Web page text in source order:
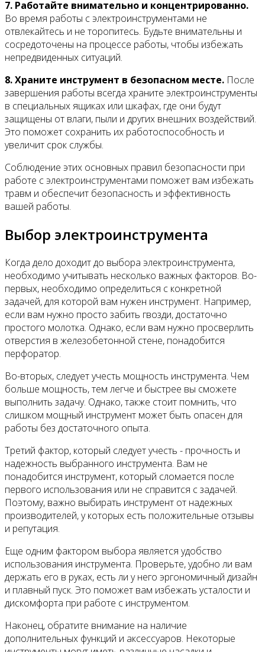
7. Работайте внимательно и концентрированно.
Во время работы с электроинструментами не
отвлекайтесь и не торопитесь. Будьте внимательны и
сосредоточены на процессе работы, чтобы избежать
непредвиденных ситуаций.
8. Храните инструмент в безопасном месте. После
завершения работы всегда храните электроинструменты
в специальных ящиках или шкафах, где они будут
защищены от влаги, пыли и других внешних воздействий.
Это поможет сохранить их работоспособность и
увеличит срок службы.
Соблюдение этих основных правил безопасности при
работе с электроинструментами поможет вам избежать
травм и обеспечит безопасность и эффективность
вашей работы.
Выбор электроинструмента
Когда дело доходит до выбора электроинструмента,
необходимо учитывать несколько важных факторов. Во-
первых, необходимо определиться с конкретной
задачей, для которой вам нужен инструмент. Например,
если вам нужно просто забить гвозди, достаточно
простого молотка. Однако, если вам нужно просверлить
отверстия в железобетонной стене, понадобится
перфоратор.
Во-вторых, следует учесть мощность инструмента. Чем
больше мощность, тем легче и быстрее вы сможете
выполнить задачу. Однако, также стоит помнить, что
слишком мощный инструмент может быть опасен для
работы без достаточного опыта.
Третий фактор, который следует учесть - прочность и
надежность выбранного инструмента. Вам не
понадобится инструмент, который сломается после
первого использования или не справится с задачей.
Поэтому, важно выбирать инструмент от надежных
производителей, у которых есть положительные отзывы
и репутация.
Еще одним фактором выбора является удобство
использования инструмента. Проверьте, удобно ли вам
держать его в руках, есть ли у него эргономичный дизайн
и плавный пуск. Это поможет вам избежать усталости и
дискомфорта при работе с инструментом.
Наконец, обратите внимание на наличие
дополнительных функций и аксессуаров. Некоторые